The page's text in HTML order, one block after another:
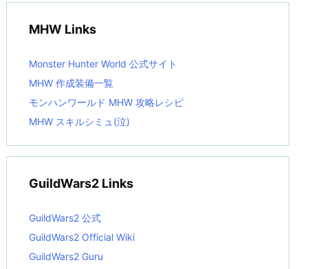
MHW Links
Monster Hunter World 公式サイト
MHW 作成装備一覧
モンハンワールド MHW 攻略レシピ
MHW スキルシミュ(泣)
GuildWars2 Links
GuildWars2 公式
GuildWars2 Official Wiki
GuildWars2 Guru